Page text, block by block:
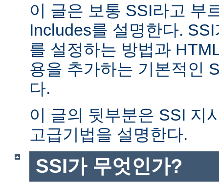
이 글은 보통 SSI라고 부
Includes를 설명한다.
를 설정하는 방법과
용을 추가하는 기본적인
다.
이 글의 뒷부분은 SSI 지
고급기법을 설명한다.
SSI가 무엇인가?